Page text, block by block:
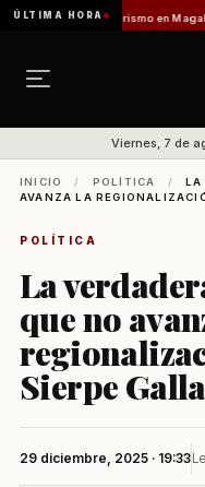
ÚLTIMA HORA
Vladilo] Turismo en Magallanes
Viernes, 7 de
INICIO / POLÍTICA /
LA
AVANZA LA
POLÍTICA
La
que no
Sierpe
29 diciembre, 2025 · 19:33